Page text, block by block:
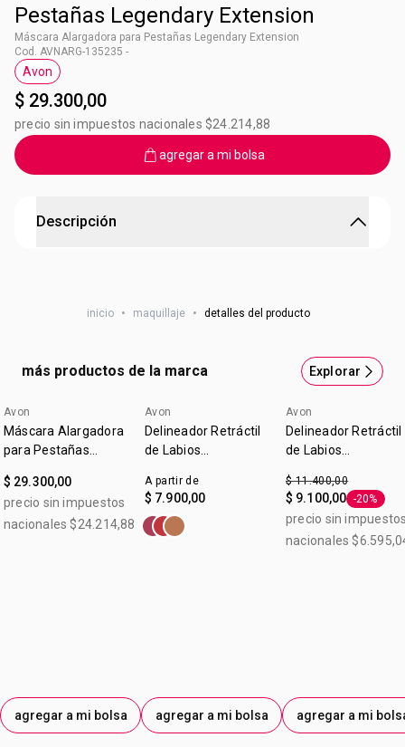
Pestañas Legendary Extension
Máscara Alargadora para Pestañas Legendary Extension
Cod. AVNARG-135235 -
Etiqueta Avon
Avon
$ 29.300,00
precio sin impuestos nacionales $24.214,88
agregar a mi bolsa
Descripción
Legendary Extension genera longitud, volumen y cuidado,
con un cepillo de silicona cónico de alta precisión. Máscara
Alargadora para Pestañas. Contenido: 10 g. Beneficios
Avanzada fórmula con polímeros ¡para que las pestañas
luzcan más largas que nunca
inicio • maquillaje • detalles del producto
más productos de la marca Explorar
Avon
Máscara Alargadora
para Pestañas
$ 29.300,00
precio sin impuestos
nacionales $24.214,88
agregar a mi bolsa
Avon
Delineador Retráctil
de Labios
Color Malva
A partir de
$ 7.900,00
agregar a mi bolsa
Avon
Delineador Retráctil
de Labios
Color Malva 0,28 g
$ 11.400,00
$ 9.100,00 Etiqueta -
-20%
precio sin
nacionales
agregar a mi